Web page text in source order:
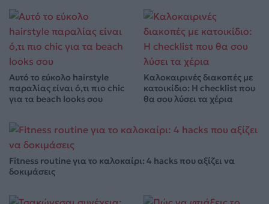
Αυτό το εύκολο hairstyle
παραλίας είναι ό,τι πιο chic
για τα beach looks σου
Καλοκαιρινές διακοπές με
κατοικίδιο: Η checklist που
θα σου λύσει τα χέρια
Fitness routine για το καλοκαίρι: 4 hacks που αξίζει να
δοκιμάσεις